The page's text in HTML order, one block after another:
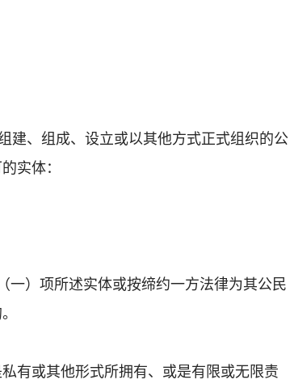
建、组成、设立或以其他方式正式组织的公
实体：
一）项所述实体或按缔约一方法律为其公民
有或其他形式所拥有、或是有限或无限责